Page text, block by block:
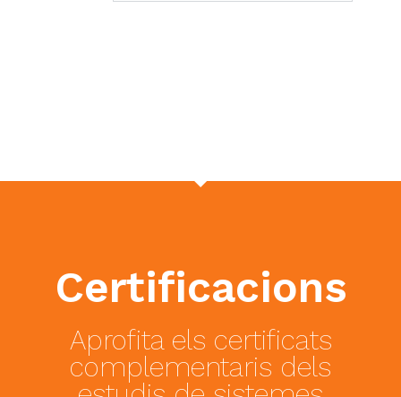
Certificacions
Aprofita els certificats
complementaris dels